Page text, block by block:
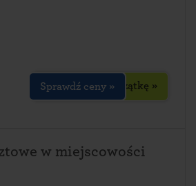
Zaprojektuj pieczątkę »
Sprawdź ceny »
w miejscowości